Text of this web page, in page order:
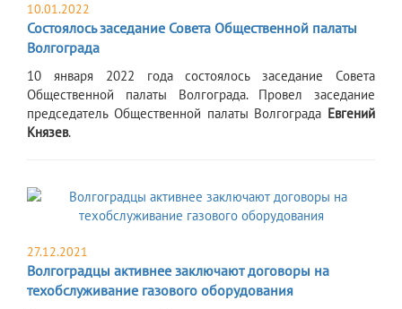
10.01.2022
Состоялось заседание Совета Общественной палаты
Волгограда
​10 января 2022 года состоялось заседание Совета
Общественной палаты Волгограда. Провел заседание
председатель Общественной палаты Волгограда Евгений
Князев.
27.12.2021
Волгоградцы активнее заключают договоры на
техобслуживание газового оборудования